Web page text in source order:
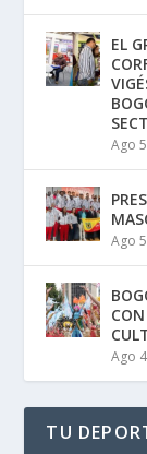
EL
Ago
Ago
Ago
TU